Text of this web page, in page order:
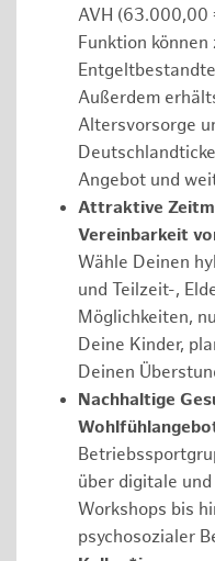
AVH (63.000,00
Funktion
Außerdem
Altersvorsorge
Angebot und
Attraktive
Vereinbarkeit
Wähle Deinen
und Teilzeit-,
Möglichkeiten,
Deine Kinder,
Deinen
Nachhaltige
über digitale
Workshops bis
psychosozialer